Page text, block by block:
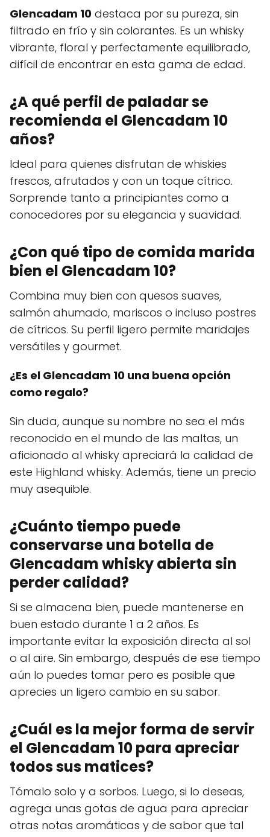
Glencadam 10 destaca por su pureza, sin
filtrado en frío y sin colorantes. Es un whisky
vibrante, floral y perfectamente equilibrado,
difícil de encontrar en esta gama de edad.
¿A qué perfil de paladar se
recomienda el Glencadam 10
años?
Ideal para quienes disfrutan de whiskies
frescos, afrutados y con un toque cítrico.
Sorprende tanto a principiantes como a
conocedores por su elegancia y suavidad.
¿Con qué tipo de comida marida
bien el Glencadam 10?
Combina muy bien con quesos suaves,
salmón ahumado, mariscos o incluso postres
de cítricos. Su perfil ligero permite maridajes
versátiles y gourmet.
¿Es el Glencadam 10 una buena opción
como regalo?
Sin duda, aunque su nombre no sea el más
reconocido en el mundo de las maltas, un
aficionado al whisky apreciará la calidad de
este Highland whisky. Además, tiene un precio
muy asequible.
¿Cuánto tiempo puede
conservarse una botella de
Glencadam whisky abierta sin
perder calidad?
Si se almacena bien, puede mantenerse en
buen estado durante 1 a 2 años. Es
importante evitar la exposición directa al sol
o al aire. Sin embargo, después de ese tiempo
aún lo puedes tomar pero es posible que
aprecies un ligero cambio en su sabor.
¿Cuál es la mejor forma de servir
el Glencadam 10 para apreciar
todos sus matices?
Tómalo solo y a sorbos. Luego, si lo deseas,
agrega unas gotas de agua para apreciar
otras notas aromáticas y de sabor que tal